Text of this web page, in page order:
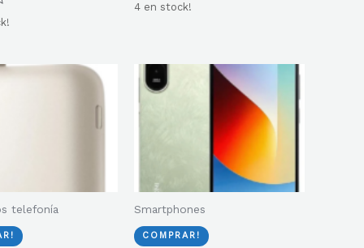
con
4 en stock!
telefonía Smartphones
COMPRAR!